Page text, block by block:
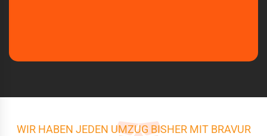
WIR HABEN JEDEN UMZUG BISHER MIT BRAVUR